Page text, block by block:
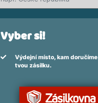
Vyber si!
Výdejní místo, kam doručíme
tvou zásilku.